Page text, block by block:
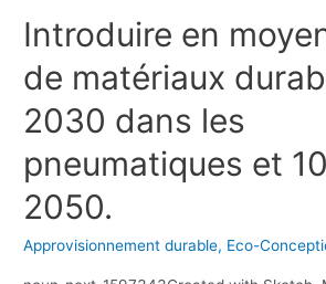
Introduire en
de matériaux
2030 dans les
pneumatiques et
2050.
Approvisionnement durable, Eco-